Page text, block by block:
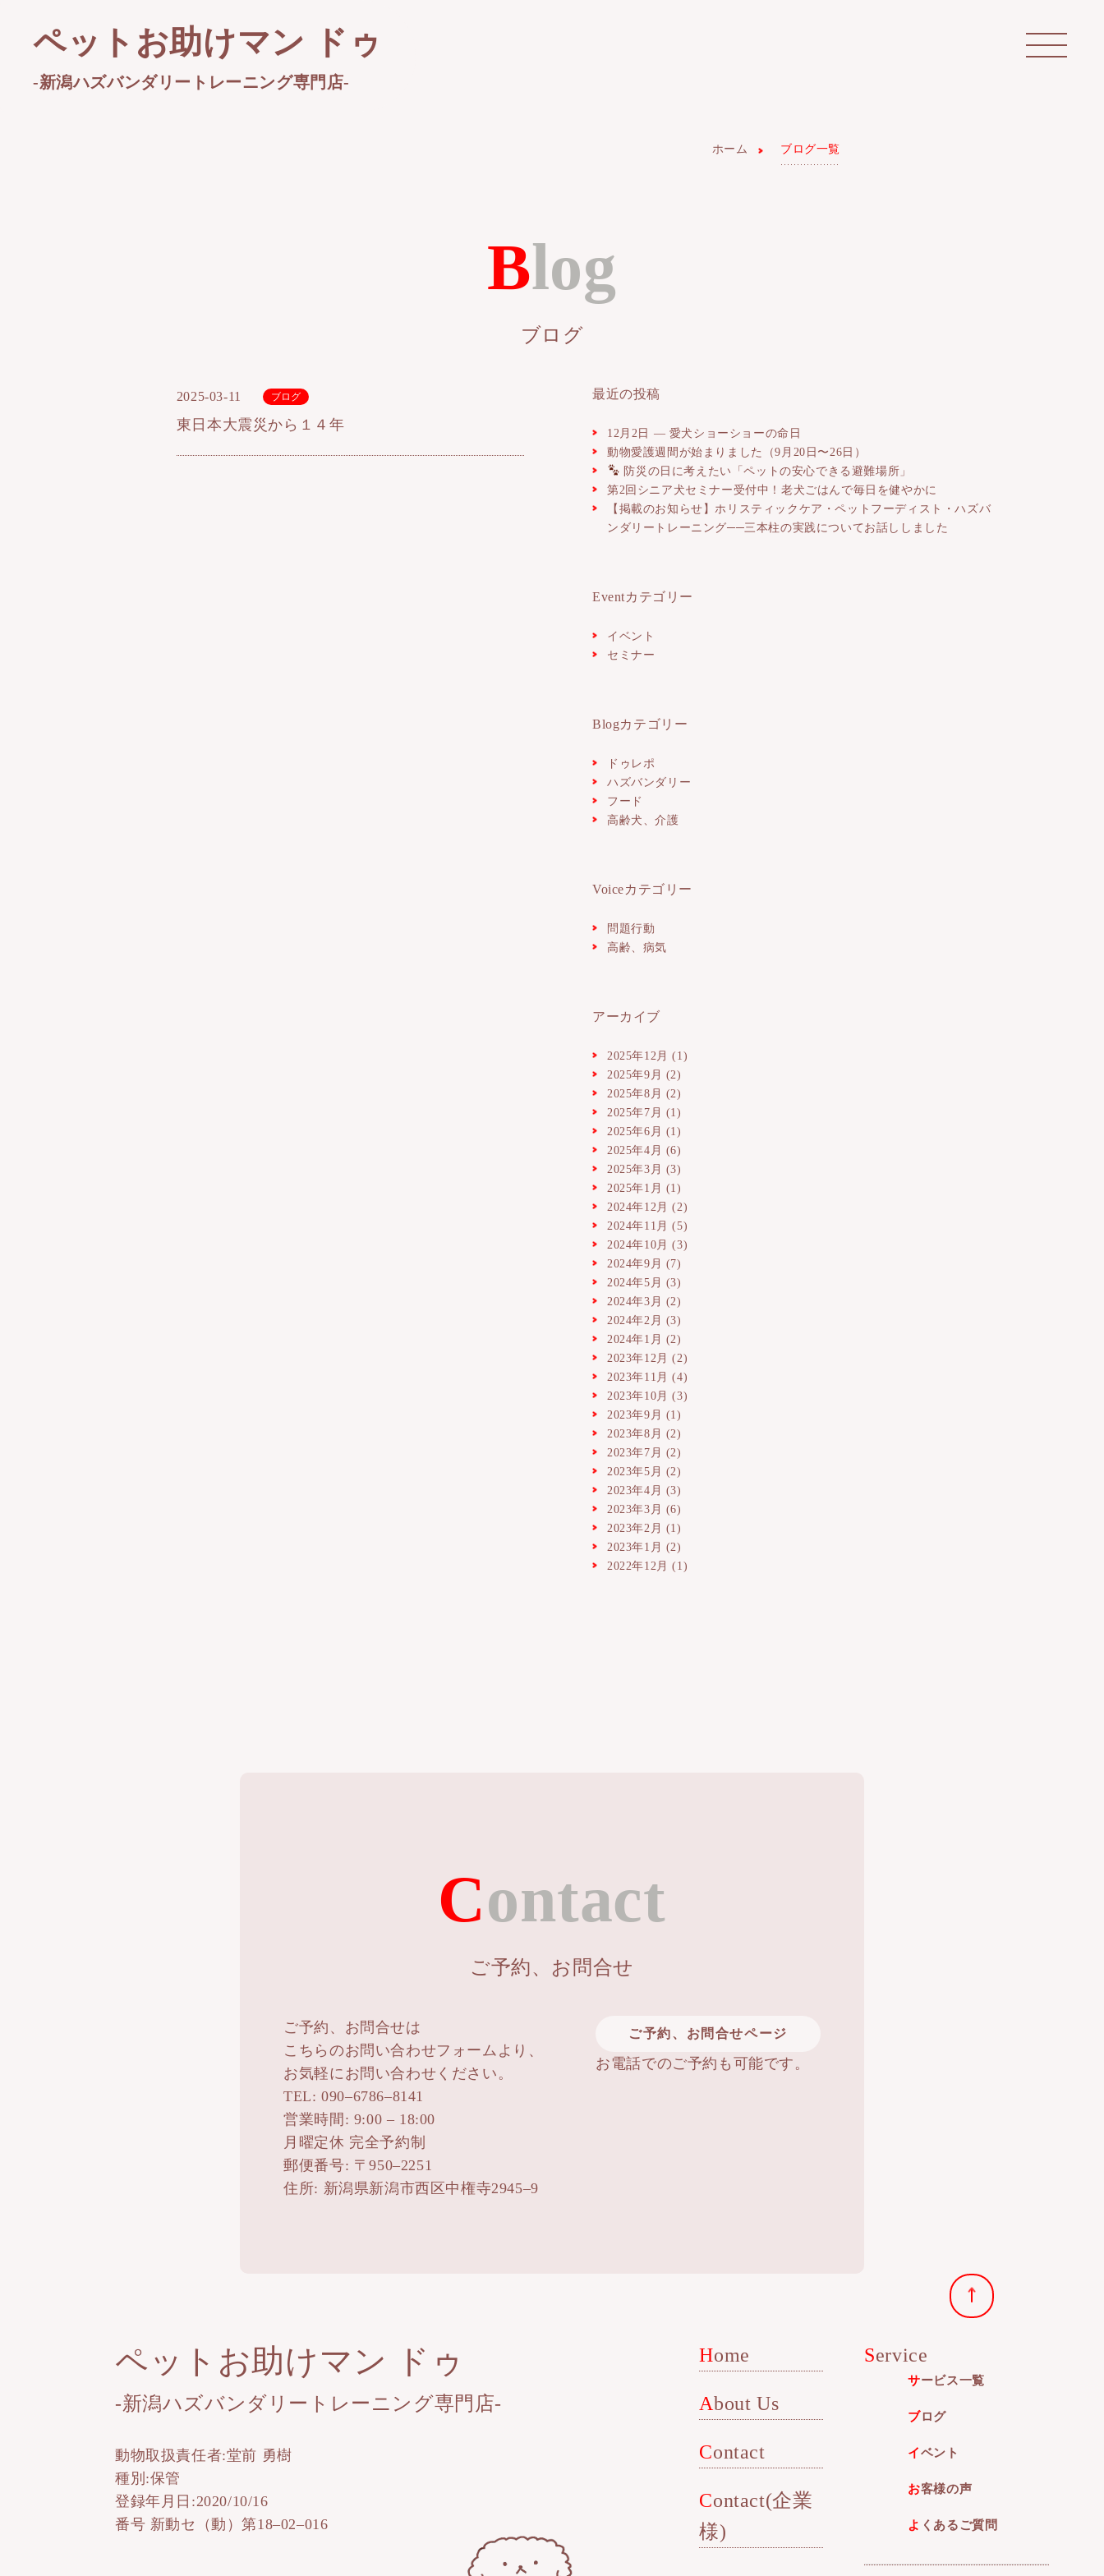
ペットお助けマン ドゥ
-新潟ハズバンダリートレーニング専門店-
ホーム ブログ一覧
Blog
ブログ
2025-03-11 ブログ
東日本大震災から１４年
最近の投稿
12月2日 ― 愛犬ショーショーの命日
動物愛護週間が始まりました（9月20日〜26日）
防災の日に考えたい「ペットの安心できる避難場所」
第2回シニア犬セミナー受付中！老犬ごはんで毎日を健やかに
【掲載のお知らせ】ホリスティックケア・ペットフーディスト・ハズバ
ンダリートレーニング──三本柱の実践についてお話ししました
Eventカテゴリー
イベント
セミナー
Blogカテゴリー
ドゥレポ
ハズバンダリー
フード
高齢犬、介護
Voiceカテゴリー
問題行動
高齢、病気
アーカイブ
2025年12月 (1)
2025年9月 (2)
2025年8月 (2)
2025年7月 (1)
2025年6月 (1)
2025年4月 (6)
2025年3月 (3)
2025年1月 (1)
2024年12月 (2)
2024年11月 (5)
2024年10月 (3)
2024年9月 (7)
2024年5月 (3)
2024年3月 (2)
2024年2月 (3)
2024年1月 (2)
2023年12月 (2)
2023年11月 (4)
2023年10月 (3)
2023年9月 (1)
2023年8月 (2)
2023年7月 (2)
2023年5月 (2)
2023年4月 (3)
2023年3月 (6)
2023年2月 (1)
2023年1月 (2)
2022年12月 (1)
Contact
ご予約、お問合せ
ご予約、お問合せは
こちらのお問い合わせフォームより、
お気軽にお問い合わせください。
TEL: 090–6786–8141
営業時間: 9:00 – 18:00
月曜定休 完全予約制
郵便番号: 〒950–2251
住所: 新潟県新潟市西区中権寺2945–9
ご予約、お問合せページ
お電話でのご予約も可能です。
Home
About Us
Contact
Contact(企業
様)
Service
サービス一覧
ブログ
イベント
お客様の声
よくあるご質問
ペットお助けマン ドゥ
-新潟ハズバンダリートレーニング専門店-
動物取扱責任者:堂前 勇樹
種別:保管
登録年月日:2020/10/16
番号 新動セ（動）第18–02–016